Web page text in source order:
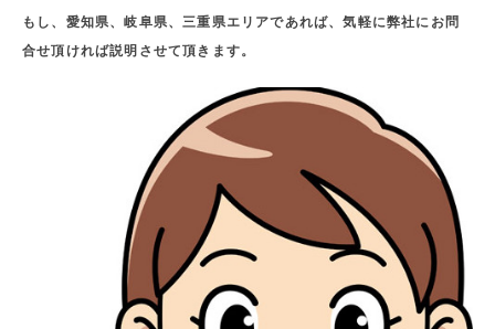
もし、愛知県、岐阜県、三重県エリアであれば、気軽に弊社にお問
合せ頂ければ説明させて頂きます。